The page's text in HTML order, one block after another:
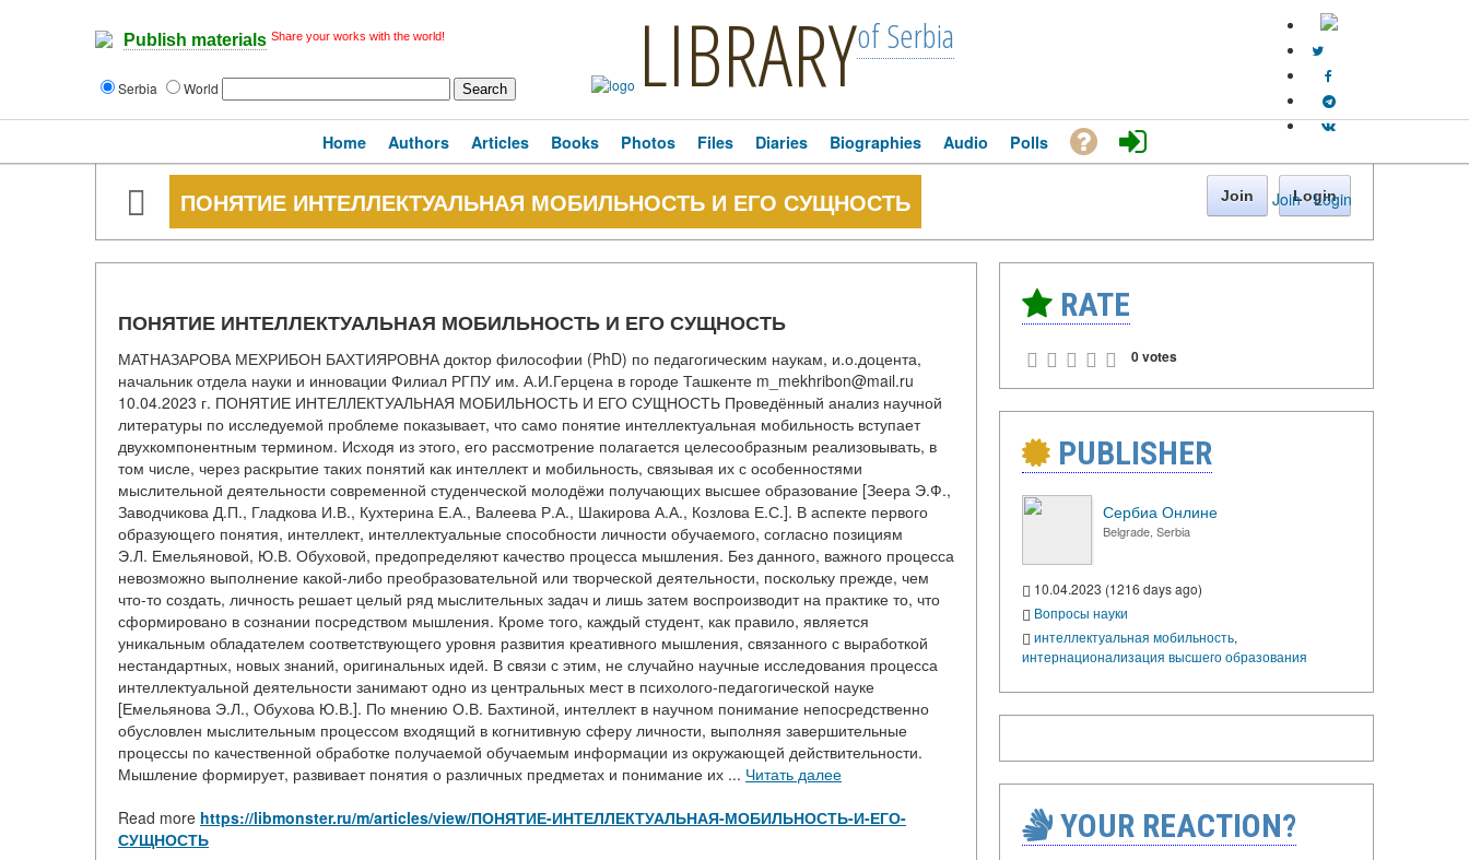
Publish materials Share your works with the world!
Serbia World LIBRARYof Serbia
Join · Login
Home Authors Articles Books Photos Files Diaries Biographies Audio Polls
ПОНЯТИЕ ИНТЕЛЛЕКТУАЛЬНАЯ МОБИЛЬНОСТЬ И ЕГО СУЩНОСТЬ Join Login
ПОНЯТИЕ ИНТЕЛЛЕКТУАЛЬНАЯ МОБИЛЬНОСТЬ И ЕГО СУЩНОСТЬ
МАТНАЗАРОВА МЕХРИБОН БАХТИЯРОВНА доктор философии (PhD) по педагогическим наукам, и.о.доцента,
начальник отдела науки и инновации Филиал РГПУ им. А.И.Герцена в городе Ташкенте m_mekhribon@mail.ru
10.04.2023 г. ПОНЯТИЕ ИНТЕЛЛЕКТУАЛЬНАЯ МОБИЛЬНОСТЬ И ЕГО СУЩНОСТЬ Проведённый анализ научной
литературы по исследуемой проблеме показывает, что само понятие интеллектуальная мобильность вступает
двухкомпонентным термином. Исходя из этого, его рассмотрение полагается целесообразным реализовывать, в
том числе, через раскрытие таких понятий как интеллект и мобильность, связывая их с особенностями
мыслительной деятельности современной студенческой молодёжи получающих высшее образование [Зеера Э.Ф.,
Заводчикова Д.П., Гладкова И.В., Кухтерина Е.А., Валеева Р.А., Шакирова А.А., Козлова Е.С.]. В аспекте первого
образующего понятия, интеллект, интеллектуальные способности личности обучаемого, согласно позициям
Э.Л. Емельяновой, Ю.В. Обуховой, предопределяют качество процесса мышления. Без данного, важного процесса
невозможно выполнение какой-либо преобразовательной или творческой деятельности, поскольку прежде, чем
что-то создать, личность решает целый ряд мыслительных задач и лишь затем воспроизводит на практике то, что
сформировано в сознании посредством мышления. Кроме того, каждый студент, как правило, является
уникальным обладателем соответствующего уровня развития креативного мышления, связанного с выработкой
нестандартных, новых знаний, оригинальных идей. В связи с этим, не случайно научные исследования процесса
интеллектуальной деятельности занимают одно из центральных мест в психолого-педагогической науке
[Емельянова Э.Л., Обухова Ю.В.]. По мнению О.В. Бахтиной, интеллект в научном понимание непосредственно
обусловлен мыслительным процессом входящий в когнитивную сферу личности, выполняя завершительные
процессы по качественной обработке получаемой обучаемым информации из окружающей действительности.
Мышление формирует, развивает понятия о различных предметах и понимание их ... Читать далее
Read more https://libmonster.ru/m/articles/view/ПОНЯТИЕ-ИНТЕЛЛЕКТУАЛЬНАЯ-МОБИЛЬНОСТЬ-И-ЕГО-
СУЩНОСТЬ
RATE
0 votes
PUBLISHER
Сербиа Онлине
Belgrade, Serbia
10.04.2023 (1216 days ago)
Вопросы науки
интеллектуальная мобильность,
интернационализация высшего образования
YOUR REACTION?